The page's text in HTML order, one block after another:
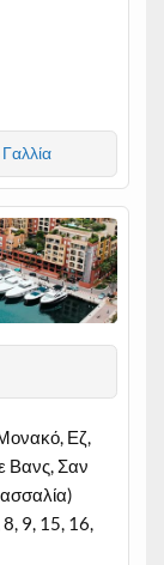
Γαλλία
Εζ,
Βανς, Σαν
8, 9, 15, 16,